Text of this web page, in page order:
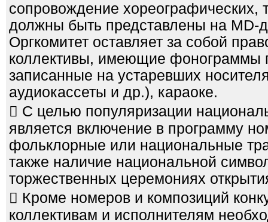
сопровождение хореографических,
должны быть представлены на МD-
Оргкомитет оставляет за собой
коллективы, имеющие фонограммы
записанные на устаревших
аудиокассеты и др.), караоке.
 С целью популяризации
является включение в программу
фольклорные или национальные
также наличие национальной
торжественных церемониях
 Кроме номеров и композиций
коллективам и исполнителям